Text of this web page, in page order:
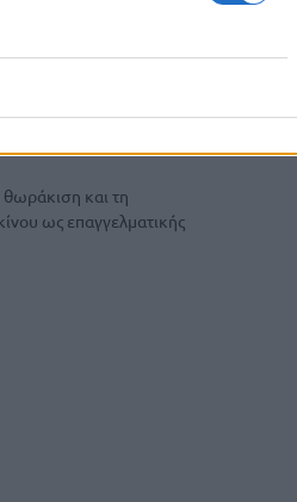
«Να
ως
των
και τη
ως επαγγελματικής